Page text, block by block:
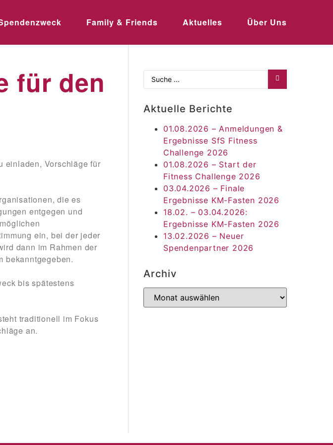
Family & Friends Aktuelles Über Uns
für den
einladen, Vorschläge für
die es
entgegen und
ein, bei der jeder
dann im Rahmen der
bekanntgegeben.
bis spätestens
traditionell im Fokus
an.
Aktuelle Berichte
01.08.2026 – Anmeldungen &
Ergebnisse SfS Fitness
Challenge 2026
01.08.2026 – Start der
Fitness Challenge 2026
03.04.2026 – Finale
Ergebnisse KM-Fasten 2026
18.02. – 03.04.2026:
Ergebnisse KM-Fasten 2026
13.02.2026 – Neuer
Spendenpartner 2026
Archiv